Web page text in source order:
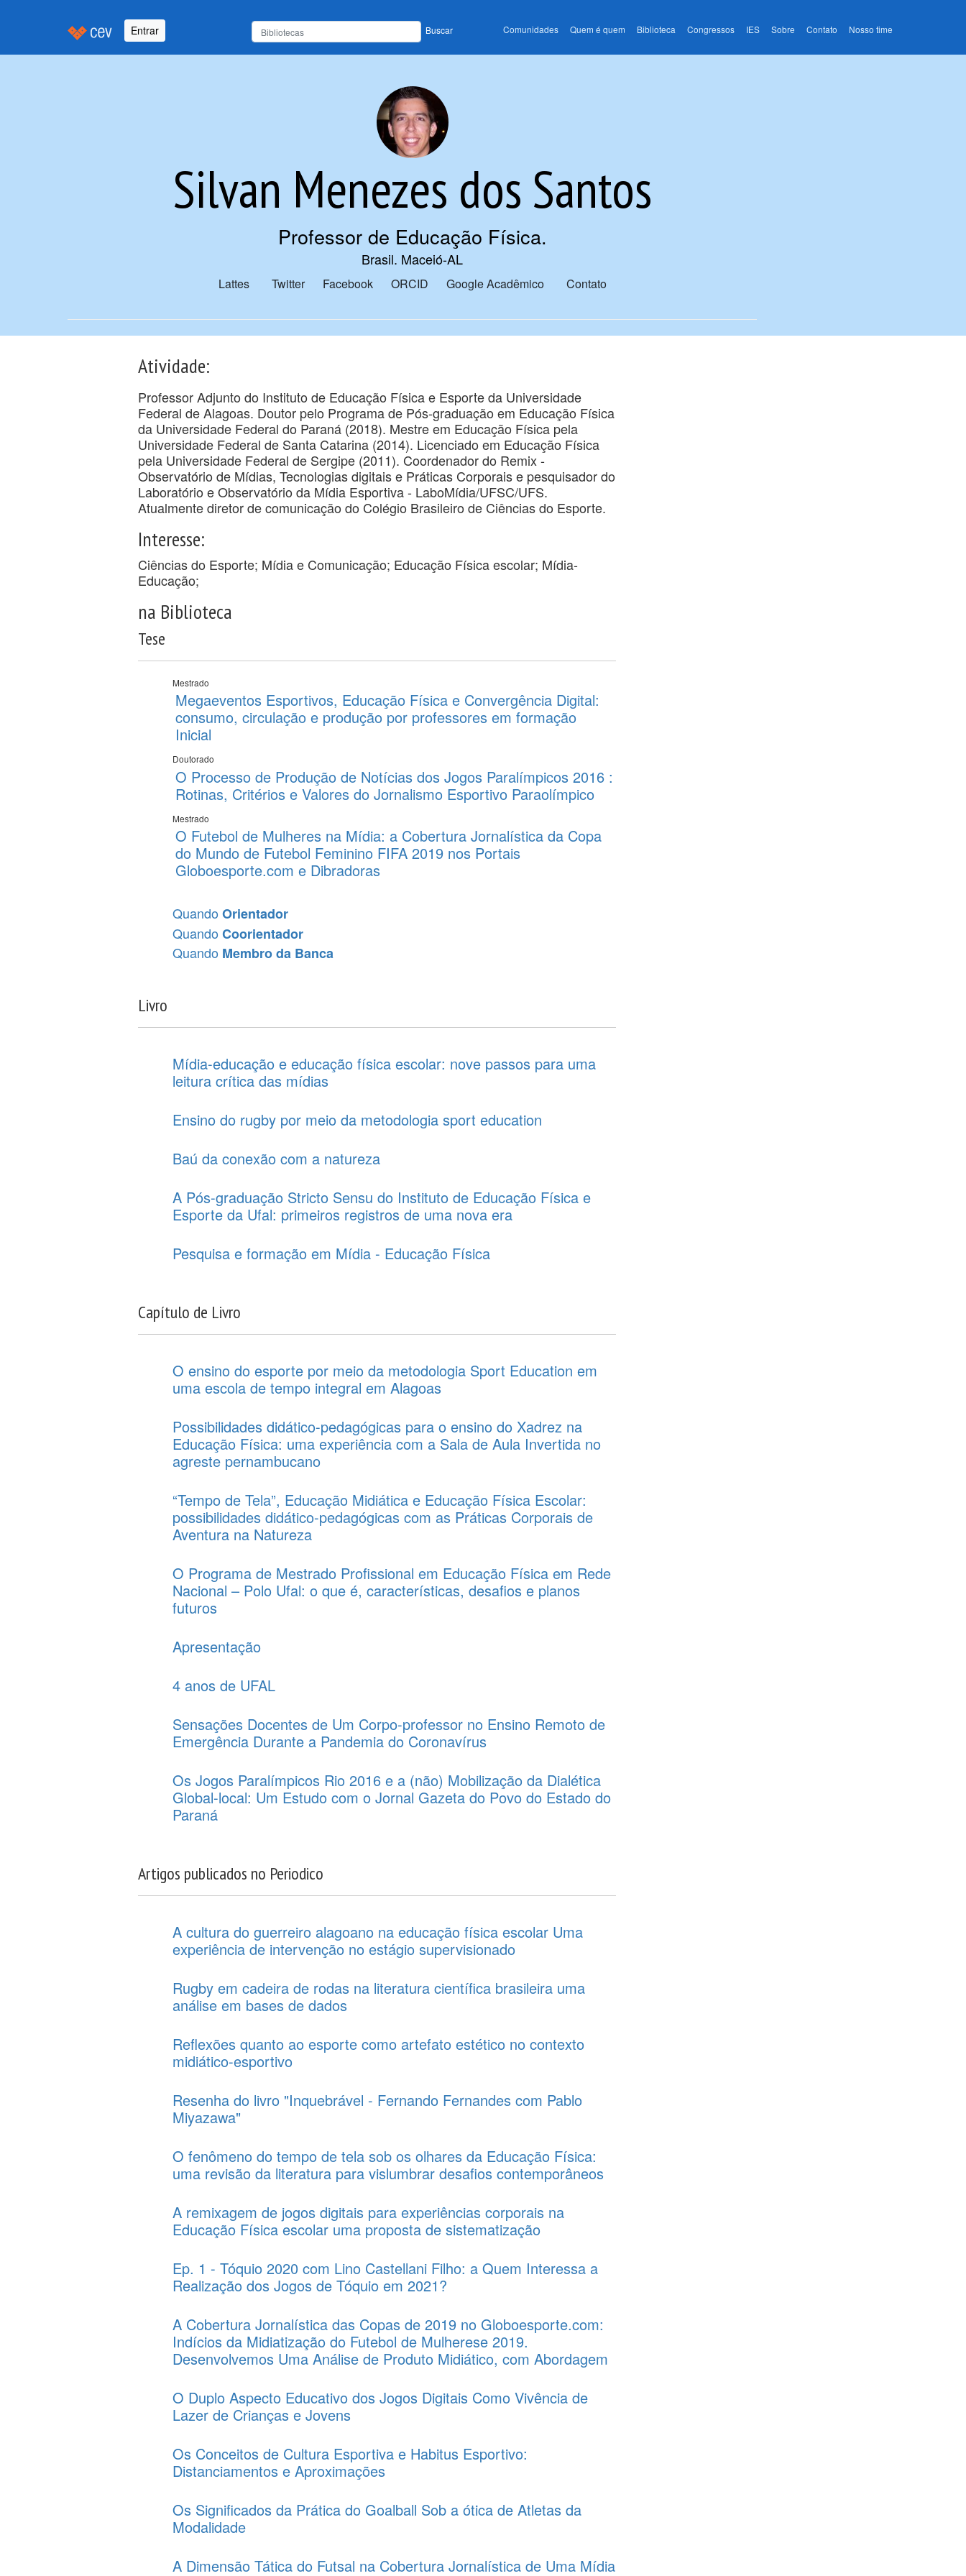
Entrar Buscar Comunidades Quem é quem Biblioteca Congressos IES Sobre Contato Nosso time
Silvan Menezes dos Santos
Professor de Educação Física.
Brasil. Maceió-AL
Lattes Twitter Facebook ORCID Google Acadêmico Contato
Atividade:
Professor Adjunto do Instituto de Educação Física e Esporte da Universidade
Federal de Alagoas. Doutor pelo Programa de Pós-graduação em Educação Física
da Universidade Federal do Paraná (2018). Mestre em Educação Física pela
Universidade Federal de Santa Catarina (2014). Licenciado em Educação Física
pela Universidade Federal de Sergipe (2011). Coordenador do Remix -
Observatório de Mídias, Tecnologias digitais e Práticas Corporais e pesquisador do
Laboratório e Observatório da Mídia Esportiva - LaboMídia/UFSC/UFS.
Atualmente diretor de comunicação do Colégio Brasileiro de Ciências do Esporte.
Interesse:
Ciências do Esporte; Mídia e Comunicação; Educação Física escolar; Mídia-
Educação;
na Biblioteca
Tese
Mestrado
Megaeventos Esportivos, Educação Física e Convergência Digital:
consumo, circulação e produção por professores em formação
Inicial
Doutorado
O Processo de Produção de Notícias dos Jogos Paralímpicos 2016 :
Rotinas, Critérios e Valores do Jornalismo Esportivo Paraolímpico
Mestrado
O Futebol de Mulheres na Mídia: a Cobertura Jornalística da Copa
do Mundo de Futebol Feminino FIFA 2019 nos Portais
Globoesporte.com e Dibradoras
QuandoOrientador
QuandoCoorientador
Quando Membro da Banca
Livro
Mídia-educação e educação física escolar: nove passos para uma
leitura crítica das mídias
Ensino do rugby por meio da metodologia sport education
Baú da conexão com a natureza
A Pós-graduação Stricto Sensu do Instituto de Educação Física e
Esporte da Ufal: primeiros registros de uma nova era
Pesquisa e formação em Mídia - Educação Física
Capítulo de Livro
O ensino do esporte por meio da metodologia Sport Education em
uma escola de tempo integral em Alagoas
Possibilidades didático-pedagógicas para o ensino do Xadrez na
Educação Física: uma experiência com a Sala de Aula Invertida no
agreste pernambucano
“Tempo de Tela”, Educação Midiática e Educação Física Escolar:
possibilidades didático-pedagógicas com as Práticas Corporais de
Aventura na Natureza
O Programa de Mestrado Profissional em Educação Física em Rede
Nacional – Polo Ufal: o que é, características, desafios e planos
futuros
Apresentação
4 anos de UFAL
Sensações Docentes de Um Corpo-professor no Ensino Remoto de
Emergência Durante a Pandemia do Coronavírus
Os Jogos Paralímpicos Rio 2016 e a (não) Mobilização da Dialética
Global-local: Um Estudo com o Jornal Gazeta do Povo do Estado do
Paraná
Artigos publicados no Periodico
A cultura do guerreiro alagoano na educação física escolar Uma
experiência de intervenção no estágio supervisionado
Rugby em cadeira de rodas na literatura científica brasileira uma
análise em bases de dados
Reflexões quanto ao esporte como artefato estético no contexto
midiático-esportivo
Resenha do livro "Inquebrável - Fernando Fernandes com Pablo
Miyazawa"
O fenômeno do tempo de tela sob os olhares da Educação Física:
uma revisão da literatura para vislumbrar desafios contemporâneos
A remixagem de jogos digitais para experiências corporais na
Educação Física escolar uma proposta de sistematização
Ep. 1 - Tóquio 2020 com Lino Castellani Filho: a Quem Interessa a
Realização dos Jogos de Tóquio em 2021?
A Cobertura Jornalística das Copas de 2019 no Globoesporte.com:
Indícios da Midiatização do Futebol de Mulherese 2019.
Desenvolvemos Uma Análise de Produto Midiático, com Abordagem
O Duplo Aspecto Educativo dos Jogos Digitais Como Vivência de
Lazer de Crianças e Jovens
Os Conceitos de Cultura Esportiva e Habitus Esportivo:
Distanciamentos e Aproximações
Os Significados da Prática do Goalball Sob a ótica de Atletas da
Modalidade
A Dimensão Tática do Futsal na Cobertura Jornalística de Uma Mídia